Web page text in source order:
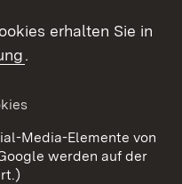
erhalten Sie in
.
Media-Elemente von
werden auf der